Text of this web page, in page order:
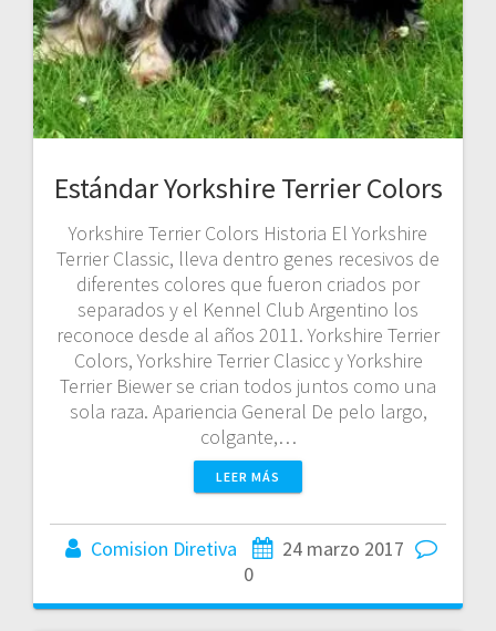
Estándar Yorkshire Terrier Colors
Yorkshire Terrier Colors Historia El Yorkshire
Terrier Classic, lleva dentro genes recesivos de
diferentes colores que fueron criados por
separados y el Kennel Club Argentino los
reconoce desde al años 2011. Yorkshire Terrier
Colors, Yorkshire Terrier Clasicc y Yorkshire
Terrier Biewer se crian todos juntos como una
sola raza. Apariencia General De pelo largo,
colgante,…
LEER MÁS
Comision Diretiva
24 marzo 2017
0